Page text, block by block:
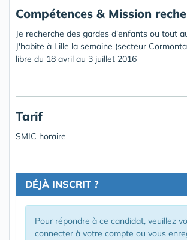
Compétences & Mission
Je recherche des gardes d'enfants ou tout
J'habite à Lille la semaine (secteur
libre du 18 avril au 3 juillet 2016
Tarif
SMIC horaire
DÉJÀ INSCRIT ?
Pour répondre à ce candidat, veuillez
connecter à votre compte ou vous